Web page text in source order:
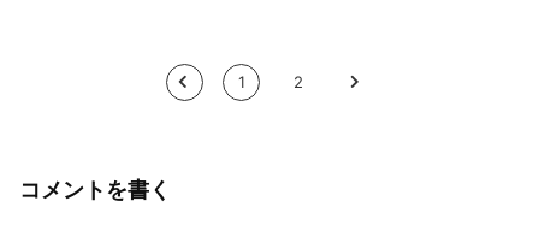
< 1 2 >
コメントを書く